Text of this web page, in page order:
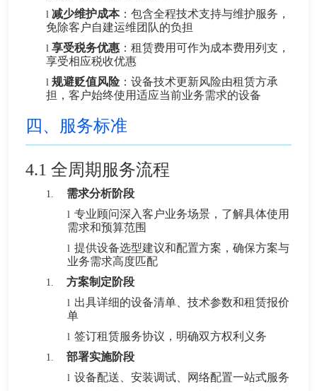
l 减少维护成本：包含全程技术支持与维护服务，
免除客户自建运维团队的负担
l 享受税务优惠 ：租赁费用可作为成本费用列支，
享受相应税收优惠
l 规避贬值风险：设备技术更新风险由租赁方承
担，客户始终使用适应当前业务需求的设备
四、服务标准
4.1 全周期服务流程
1. 需求分析阶段
l 专业顾问深入客户业务场景，了解具体使用
需求和预算范围
l 提供设备选型建议和配置方案，确保方案与
业务需求高度匹配
1. 方案制定阶段
l 出具详细的设备清单、技术参数和租赁报价
单
l 签订租赁服务协议，明确双方权利义务
1. 部署实施阶段
l 设备配送、安装调试、网络配置一站式服务